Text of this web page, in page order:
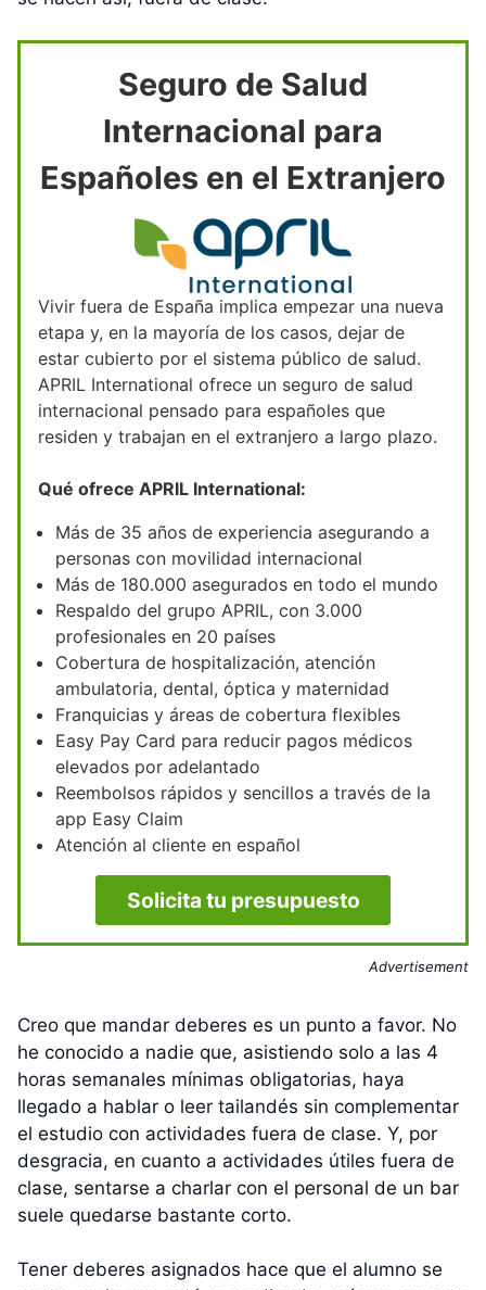
Seguro de Salud
Internacional para
Españoles en el Extranjero
Vivir fuera de España implica empezar una nueva
etapa y, en la mayoría de los casos, dejar de
estar cubierto por el sistema público de salud.
APRIL International ofrece un seguro de salud
internacional pensado para españoles que
residen y trabajan en el extranjero a largo plazo.
Qué ofrece APRIL International:
Más de 35 años de experiencia asegurando a
personas con movilidad internacional
Más de 180.000 asegurados en todo el mundo
Respaldo del grupo APRIL, con 3.000
profesionales en 20 países
Cobertura de hospitalización, atención
ambulatoria, dental, óptica y maternidad
Franquicias y áreas de cobertura flexibles
Easy Pay Card para reducir pagos médicos
elevados por adelantado
Reembolsos rápidos y sencillos a través de la
app Easy Claim
Atención al cliente en español
Solicita tu presupuesto
Advertisement
Creo que mandar deberes es un punto a favor. No
he conocido a nadie que, asistiendo solo a las 4
horas semanales mínimas obligatorias, haya
llegado a hablar o leer tailandés sin complementar
el estudio con actividades fuera de clase. Y, por
desgracia, en cuanto a actividades útiles fuera de
clase, sentarse a charlar con el personal de un bar
suele quedarse bastante corto.
Tener deberes asignados hace que el alumno se